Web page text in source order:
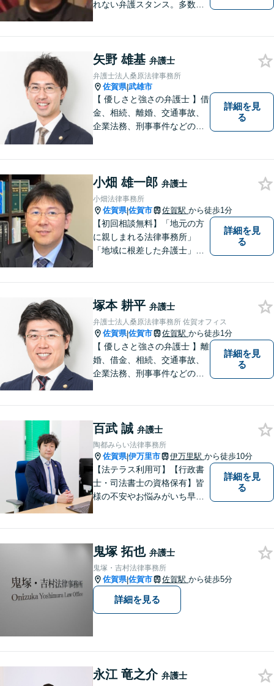
れない弁護スタンス。多数の
法書士などとも連携しワンス
トップで解決。難事件には他
弁護士と協力も。元調停委
員。
矢野 雄基 弁護士
弁護士法人桑原法律事務所
佐賀県|武雄市
【 優しさと強さの弁護士 】借
金、相続、離婚、交通事故、
企業法務、刑事事件などのご
なリーガルサービスを提供い
たします。
詳細を見
る
小畑 雄一郎 弁護士
小畑法律事務所
佐賀県|佐賀市 佐賀駅 から徒歩1分
【初回相談無料】「地元の方
に親しまれる法律事務所」
「地域に根差した弁護士」を
など幅広く対応しております
ので、まずはお気軽にご相談
下さい。【JR佐賀駅1分】
【子連れ相談可】
詳細を見
る
塚本 耕平 弁護士
弁護士法人桑原法律事務所 佐賀オフィス
佐賀県|佐賀市 佐賀駅 から徒歩1分
【 優しさと強さの弁護士 】離
婚、借金、相続、交通事故、
企業法務、刑事事件などのご
なリーガルサービスを提供い
たします。
詳細を見
る
百武 誠 弁護士
陶都みらい法律事務所
佐賀県|伊万里市 伊万里駅 から徒歩10分
【法テラス利用可】【行政書
士・司法書士の資格保有】皆
様の不安やお悩みがいち早く
たします。また、依頼者様が
お悩みを話しやすい環境作り
を心がけております。
詳細を見
る
鬼塚 拓也 弁護士
鬼塚・吉村法律事務所
佐賀県|佐賀市 佐賀駅 から徒歩5分
詳細を見る
永江 竜之介 弁護士